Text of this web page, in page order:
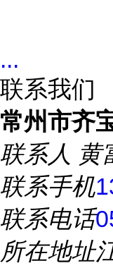
...
联系我们
常州市齐
联系人 黄
联系手机
联系电话
所在地址